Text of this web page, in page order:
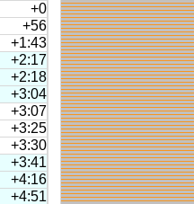
+0
+56
+1:43
+2:17
+2:18
+3:04
+3:07
+3:25
+3:30
+3:41
+4:16
+4:51